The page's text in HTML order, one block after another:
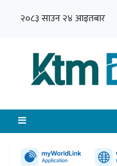
२०८३ साउन २४ आइतबार